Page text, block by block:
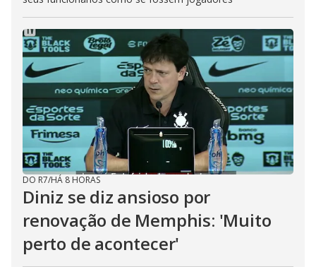
DO R7/HÁ 8 HORAS
Diniz se diz ansioso por
renovação de Memphis: 'Muito
perto de acontecer'